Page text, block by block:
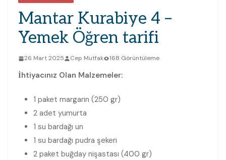
Mantar Kurabiye 4 –
Yemek Öğren tarifi
26 Mart 2025 Cep Mutfak 168 Görüntüleme
İhtiyacınız Olan Malzemeler:
1 paket margarin (250 gr)
2 adet yumurta
1 su bardağı un
1 su bardağı pudra şekeri
2 paket buğday nişastası (400 gr)